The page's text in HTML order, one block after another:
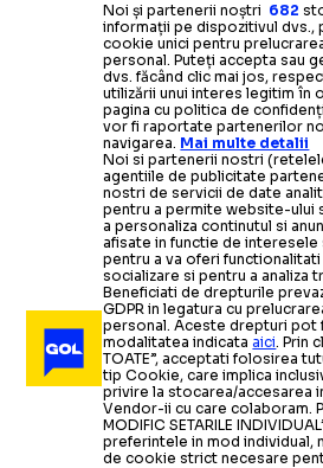
Noi și partenerii noștri 682
informații pe dispozitivul dvs.,
cookie unici pentru
personal. Puteți accepta sau
dvs. făcând clic mai jos,
utilizării unui interes legitim în
pagina cu politica de
vor fi raportate partenerilor
navigarea. Mai multe detalii
Noi si partenerii nostri
agentiile de publicitate
nostri de servicii de date
pentru a permite website-ului
a personaliza continutul si
afisate in functie de interesele
pentru a va oferi
socializare si pentru a analiza
Beneficiati de drepturile
GDPR in legatura cu
personal. Aceste drepturi pot
modalitatea indicataaici. Prin
TOATE”, acceptati folosirea
tip Cookie, care implica
privire la stocarea/accesarea
Vendor-ii cu care colaboram.
MODIFIC SETARILE
preferintele in mod individual,
de cookie strict necesare